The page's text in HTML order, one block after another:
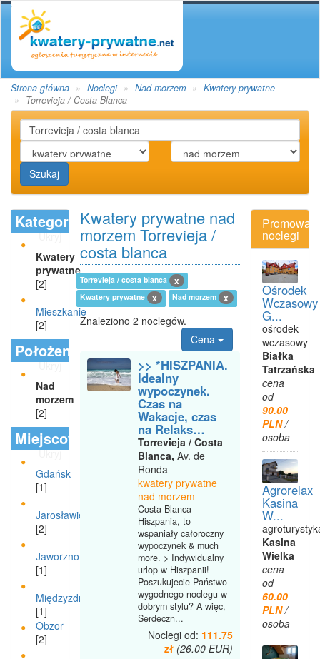
Strona główna Noclegi Nad morzem
Kwatery prywatne
Torrevieja / Costa Blanca
Szukaj
Kategoria
Ukryj
Kwatery
prywatne
[2]
Mieszkanie
[2]
Położenie
Ukryj
Nad
morzem
[2]
Miejscowości
Ukryj
Gdańsk
[1]
Jarosławiec
[2]
Jaworzno
[1]
Międzyzdroje
[1]
Obzor
[2]
Kwatery prywatne nad
morzem Torrevieja /
costa blanca
Torrevieja / costa blanca x
Kwatery prywatne x Nad morzem x
Znaleziono 2 noclegów.
Cena
>> *HISZPANIA.
Idealny
wypoczynek.
Czas na
Wakacje, czas
na Relaks…
Torrevieja / Costa
Blanca, Av. de
Ronda
kwatery prywatne
nad morzem
Costa Blanca –
Hiszpania, to
wspaniały całoroczny
wypoczynek & much
more. > Indywidualny
urlop w Hiszpanii!
Poszukujecie Państwo
wygodnego noclegu w
dobrym stylu? A więc,
Serdeczn...
Noclegi od: 111.75
zł (26.00 EUR)
noclegi
Ośrodek
Wczasowy
G...
ośrodek
wczasowy
Białka
Tatrzańska
cena
od
90.00
PLN/
osoba
Agrorelax
Kasina
W...
Kasina
Wielka
cena
od
60.00
PLN/
osoba